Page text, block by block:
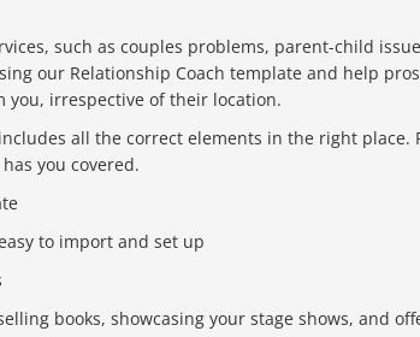
such as couples problems, parent-child
our Relationship Coach template and help
you, irrespective of their location.
all the correct elements in the right place.
you covered.
to import and set up
books, showcasing your stage shows, and